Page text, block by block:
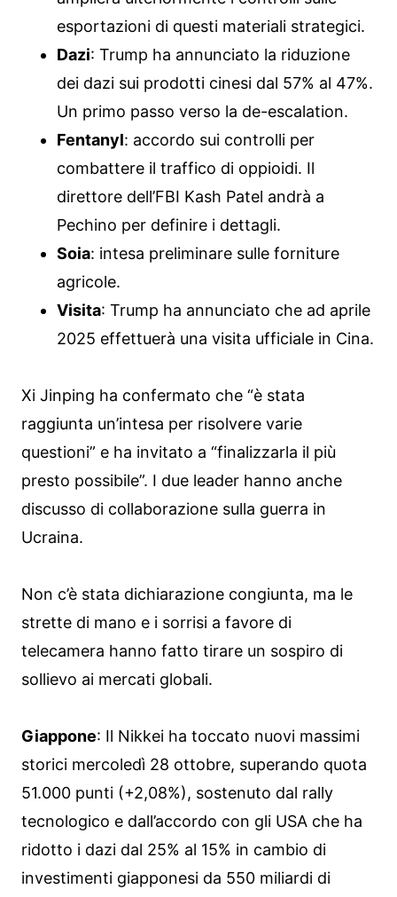
esportazioni di questi materiali strategici.
Dazi: Trump ha annunciato la riduzione
dei dazi sui prodotti cinesi dal 57% al 47%.
Un primo passo verso la de-escalation.
Fentanyl: accordo sui controlli per
combattere il traffico di oppioidi. Il
direttore dell’FBI Kash Patel andrà a
Pechino per definire i dettagli.
Soia: intesa preliminare sulle forniture
agricole.
Visita: Trump ha annunciato che ad aprile
2025 effettuerà una visita ufficiale in Cina.
Xi Jinping ha confermato che “è stata
raggiunta un’intesa per risolvere varie
questioni” e ha invitato a “finalizzarla il più
presto possibile”. I due leader hanno anche
discusso di collaborazione sulla guerra in
Ucraina.
Non c’è stata dichiarazione congiunta, ma le
strette di mano e i sorrisi a favore di
telecamera hanno fatto tirare un sospiro di
sollievo ai mercati globali.
Giappone: Il Nikkei ha toccato nuovi massimi
storici mercoledì 28 ottobre, superando quota
51.000 punti (+2,08%), sostenuto dal rally
tecnologico e dall’accordo con gli USA che ha
ridotto i dazi dal 25% al 15% in cambio di
investimenti giapponesi da 550 miliardi di